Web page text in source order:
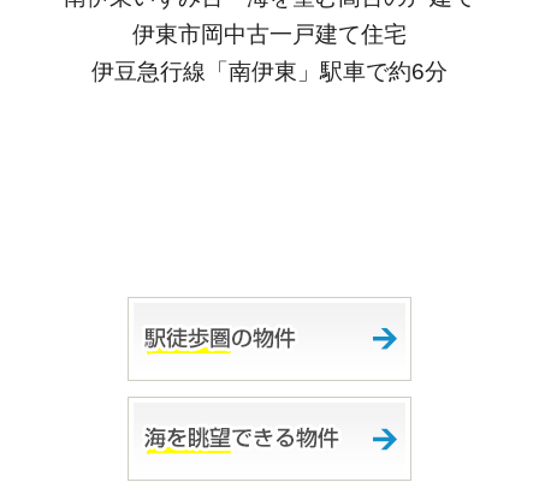
伊東市岡中古一戸建て住宅
伊豆急行線「南伊東」駅車で約6分